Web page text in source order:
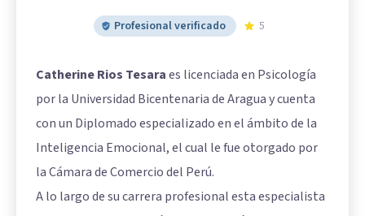
Profesional verificado 5
Catherine Rios Tesaraes licenciada en Psicología
por la Universidad Bicentenaria de Aragua y cuenta
con un Diplomado especializado en el ámbito de la
Inteligencia Emocional, el cual le fue otorgado por
la Cámara de Comercio del Perú.
A lo largo de su carrera profesional esta especialista